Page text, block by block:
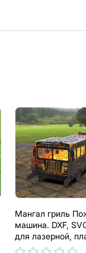
Мангал гриль
машина. DXF,
для лазерной,
резки